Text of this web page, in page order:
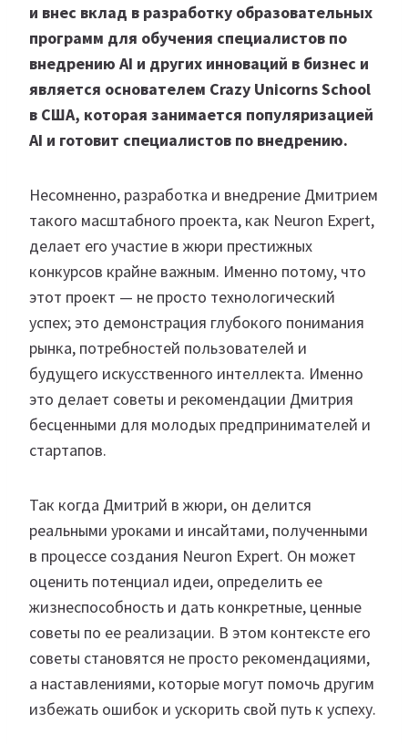
и внес вклад в разработку образовательных
программ для обучения специалистов по
внедрению AI и других инноваций в бизнес и
является основателем Crazy Unicorns School
в США, которая занимается популяризацией
AI и готовит специалистов по внедрению.
Несомненно, разработка и внедрение Дмитрием
такого масштабного проекта, как Neuron Expert,
делает его участие в жюри престижных
конкурсов крайне важным. Именно потому, что
этот проект — не просто технологический
успех; это демонстрация глубокого понимания
рынка, потребностей пользователей и
будущего искусственного интеллекта. Именно
это делает советы и рекомендации Дмитрия
бесценными для молодых предпринимателей и
стартапов.
Так когда Дмитрий в жюри, он делится
реальными уроками и инсайтами, полученными
в процессе создания Neuron Expert. Он может
оценить потенциал идеи, определить ее
жизнеспособность и дать конкретные, ценные
советы по ее реализации. В этом контексте его
советы становятся не просто рекомендациями,
а наставлениями, которые могут помочь другим
избежать ошибок и ускорить свой путь к успеху.